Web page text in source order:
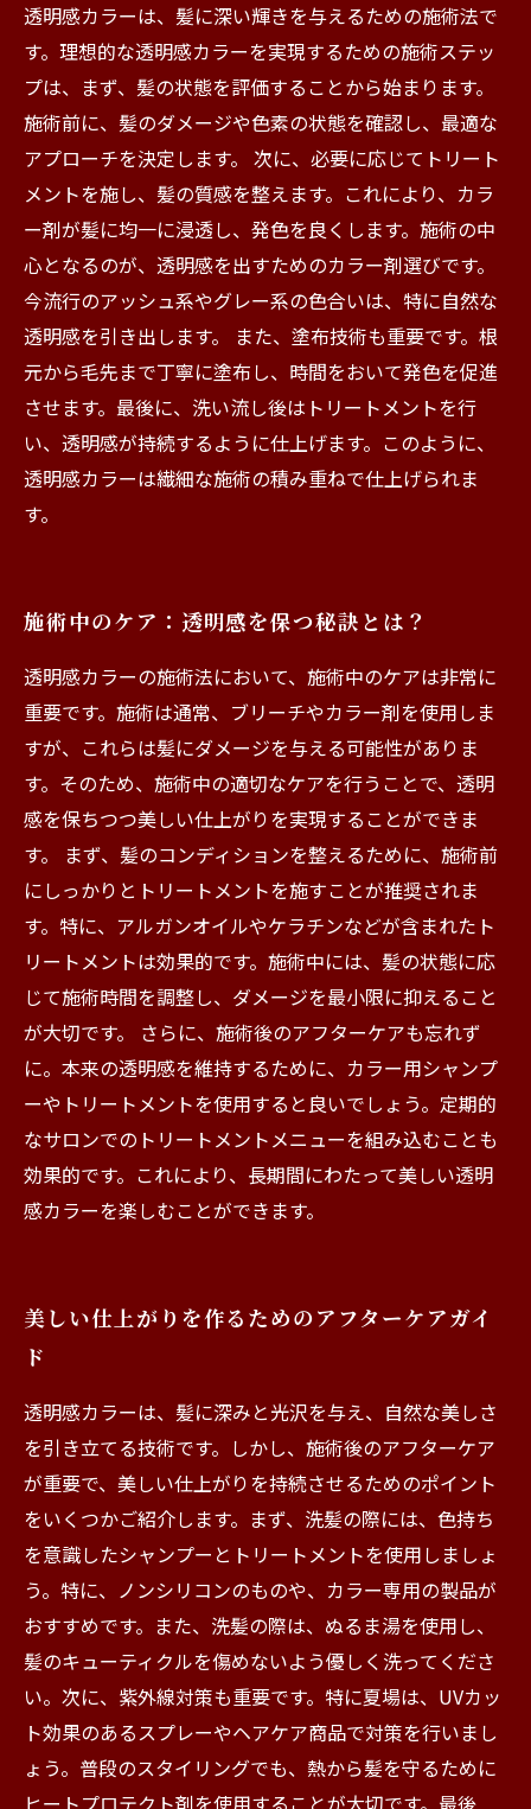
透明感カラーは、髪に深い輝きを与えるための施術法で
す。理想的な透明感カラーを実現するための施術ステッ
プは、まず、髪の状態を評価することから始まります。
施術前に、髪のダメージや色素の状態を確認し、最適な
アプローチを決定します。 次に、必要に応じてトリート
メントを施し、髪の質感を整えます。これにより、カラ
ー剤が髪に均一に浸透し、発色を良くします。施術の中
心となるのが、透明感を出すためのカラー剤選びです。
今流行のアッシュ系やグレー系の色合いは、特に自然な
透明感を引き出します。 また、塗布技術も重要です。根
元から毛先まで丁寧に塗布し、時間をおいて発色を促進
させます。最後に、洗い流し後はトリートメントを行
い、透明感が持続するように仕上げます。このように、
透明感カラーは繊細な施術の積み重ねで仕上げられま
す。
施術中のケア：透明感を保つ秘訣とは？
透明感カラーの施術法において、施術中のケアは非常に
重要です。施術は通常、ブリーチやカラー剤を使用しま
すが、これらは髪にダメージを与える可能性がありま
す。そのため、施術中の適切なケアを行うことで、透明
感を保ちつつ美しい仕上がりを実現することができま
す。 まず、髪のコンディションを整えるために、施術前
にしっかりとトリートメントを施すことが推奨されま
す。特に、アルガンオイルやケラチンなどが含まれたト
リートメントは効果的です。施術中には、髪の状態に応
じて施術時間を調整し、ダメージを最小限に抑えること
が大切です。 さらに、施術後のアフターケアも忘れず
に。本来の透明感を維持するために、カラー用シャンプ
ーやトリートメントを使用すると良いでしょう。定期的
なサロンでのトリートメントメニューを組み込むことも
効果的です。これにより、長期間にわたって美しい透明
感カラーを楽しむことができます。
美しい仕上がりを作るためのアフターケアガイ
ド
透明感カラーは、髪に深みと光沢を与え、自然な美しさ
を引き立てる技術です。しかし、施術後のアフターケア
が重要で、美しい仕上がりを持続させるためのポイント
をいくつかご紹介します。まず、洗髪の際には、色持ち
を意識したシャンプーとトリートメントを使用しましょ
う。特に、ノンシリコンのものや、カラー専用の製品が
おすすめです。また、洗髪の際は、ぬるま湯を使用し、
髪のキューティクルを傷めないよう優しく洗ってくださ
い。次に、紫外線対策も重要です。特に夏場は、UVカッ
ト効果のあるスプレーやヘアケア商品で対策を行いまし
ょう。普段のスタイリングでも、熱から髪を守るために
ヒートプロテクト剤を使用することが大切です。最後